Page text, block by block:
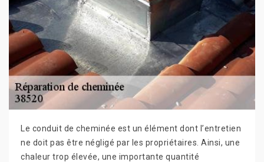
Le conduit de cheminée est un élément dont l’entretien
ne doit pas être négligé par les propriétaires. Ainsi, une
chaleur trop élevée, une importante quantité